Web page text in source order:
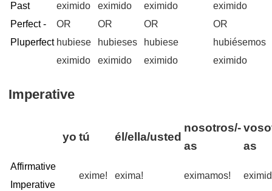
Past
Perfect -
Pluperfect
eximido
OR
hubiese
eximido
eximido
OR
hubieses
eximido
eximido
OR
hubiese
eximido
eximido
OR
hubiésemos
eximido
Imperative
yo tú él/ella/usted
nosotros/-
as
as
Affirmative
Imperative
exime! exima! eximamos!